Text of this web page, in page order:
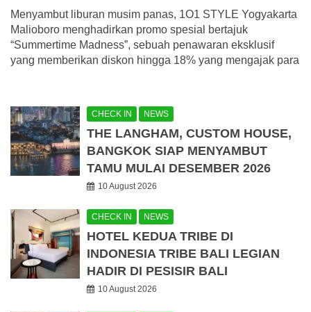
Menyambut liburan musim panas, 1O1 STYLE Yogyakarta
Malioboro menghadirkan promo spesial bertajuk
“Summertime Madness”, sebuah penawaran eksklusif
yang memberikan diskon hingga 18% yang mengajak para
CHECK IN NEWS
THE LANGHAM, CUSTOM HOUSE,
BANGKOK SIAP MENYAMBUT
TAMU MULAI DESEMBER 2026
10 August 2026
CHECK IN NEWS
HOTEL KEDUA TRIBE DI
INDONESIA TRIBE BALI LEGIAN
HADIR DI PESISIR BALI
10 August 2026